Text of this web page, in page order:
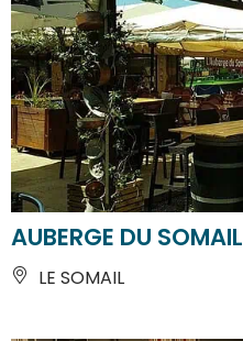
AUBERGE DU SOMAIL
LE SOMAIL